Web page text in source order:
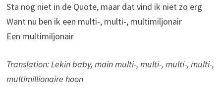
Sta nog niet in de Quote, maar dat vind ik niet zo erg
Want nu ben ik een multi-, multi-, multimiljonair
Een multimiljonair
Translation: Lekin baby, main multi-, multi-, multi-, multi-,
multimillionaire hoon